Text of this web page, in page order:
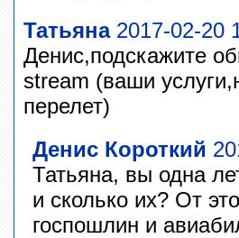
Татьяна2017-02-20
Денис,подскажите
stream (ваши
перелет)
Денис Короткий
Татьяна, вы одна
и сколько их? От
госпошлин и